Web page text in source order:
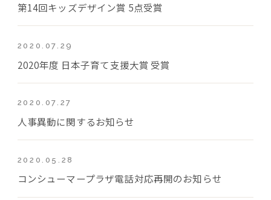
第14回キッズデザイン賞 5点受賞
2020.07.29
2020年度 日本子育て支援大賞 受賞
2020.07.27
人事異動に関するお知らせ
2020.05.28
コンシューマープラザ電話対応再開のお知らせ